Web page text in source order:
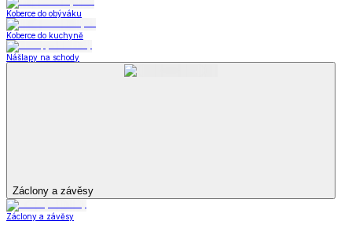
Koberce do obýváku
Koberce do kuchyně
Nášlapy na schody
Záclony a závěsy
Záclony a závěsy